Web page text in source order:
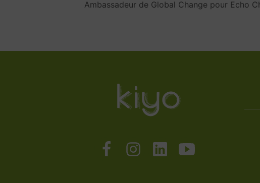
Ambassadeur de Global Change pour Echo